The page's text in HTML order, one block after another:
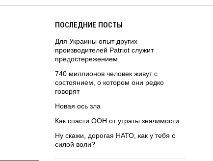
ПОСЛЕДНИЕ ПОСТЫ
Для Украины опыт других
производителей Patriot служит
предостережением
740 миллионов человек живут с
состоянием, о котором они редко
говорят
Новая ось зла
Как спасти ООН от утраты значимости
Ну скажи, дорогая НАТО, как у тебя с
силой воли?